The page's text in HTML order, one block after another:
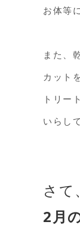
お体等
また、
カット
トリー
いらし
さて、
2月